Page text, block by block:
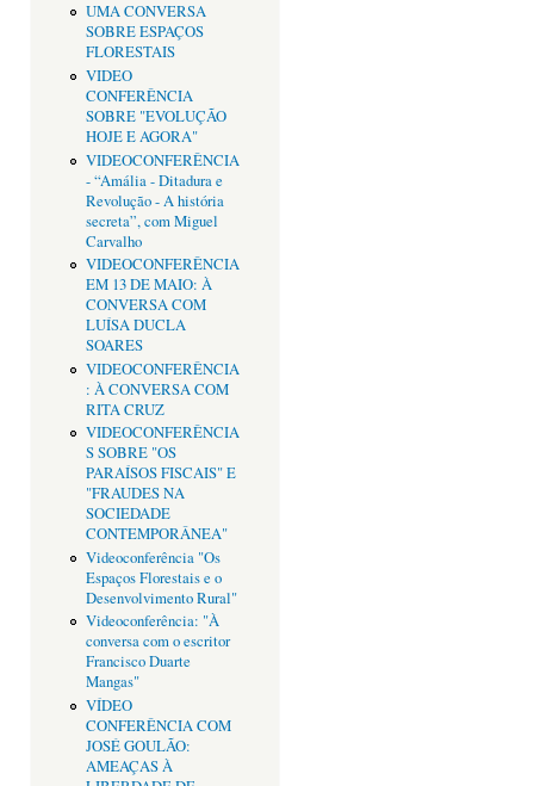
UMA CONVERSA
SOBRE ESPAÇOS
FLORESTAIS
VIDEO
CONFERÊNCIA
SOBRE "EVOLUÇÃO
HOJE E AGORA"
VIDEOCONFERÊNCIA
- “Amália - Ditadura e
Revolução - A história
secreta”, com Miguel
Carvalho
VIDEOCONFERÊNCIA
EM 13 DE MAIO: À
CONVERSA COM
LUÍSA DUCLA
SOARES
VIDEOCONFERÊNCIA
: À CONVERSA COM
RITA CRUZ
VIDEOCONFERÊNCIA
S SOBRE "OS
PARAÍSOS FISCAIS" E
"FRAUDES NA
SOCIEDADE
CONTEMPORÂNEA"
Videoconferência "Os
Espaços Florestais e o
Desenvolvimento Rural"
Videoconferência: "À
conversa com o escritor
Francisco Duarte
Mangas"
VÍDEO
CONFERÊNCIA COM
JOSÉ GOULÃO:
AMEAÇAS À